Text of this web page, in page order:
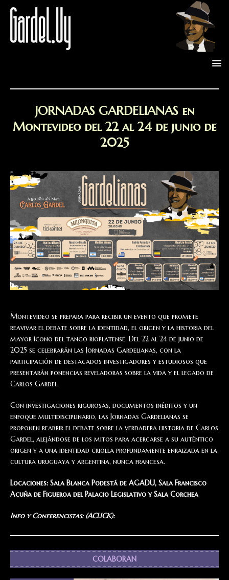
JORNADAS GARDELIANAS en
Montevideo del 22 al 24 de junio de
2025
Montevideo se prepara para recibir un evento que promete
reavivar el debate sobre la identidad, el origen y la historia del
mayor ícono del tango rioplatense. Del 22 al 24 de junio de
2025 se celebrarán las Jornadas Gardelianas, con la
participación de destacados investigadores y estudiosos que
presentarán ponencias reveladoras sobre la vida y el legado de
Carlos Gardel.
Con investigaciones rigurosas, documentos inéditos y un
enfoque multidisciplinario, las Jornadas Gardelianas se
proponen reabrir el debate sobre la verdadera historia de Carlos
Gardel, alejándose de los mitos para acercarse a su auténtico
origen y a una identidad criolla profundamente enraizada en la
cultura uruguaya y argentina, nunca francesa.
Locaciones: Sala Blanca Podestá de AGADU, Sala Francisco
Acuña de Figueroa del Palacio Legislativo y Sala Corchea
Info y Conferencistas: (ACLICK):
COLABORAN